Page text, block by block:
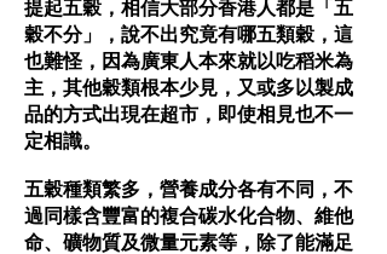
提起五穀，相信大部分香港人都是「五
穀不分」，說不出究竟有哪五類穀，這
也難怪，因為廣東人本來就以吃稻米為
主，其他穀類根本少見，又或多以製成
品的方式出現在超市，即使相見也不一
定相識。
五穀種類繁多，營養成分各有不同，不
過同樣含豐富的複合碳水化合物、維他
命、礦物質及微量元素等，除了能滿足